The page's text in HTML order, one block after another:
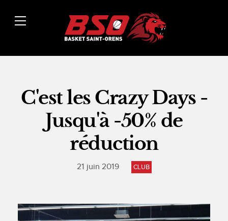
C'est les Crazy Days -
Jusqu'à -50% de
réduction
21 juin 2019 CLUB